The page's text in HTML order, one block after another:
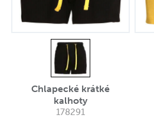
Chlapecké krátké
kalhoty
178291